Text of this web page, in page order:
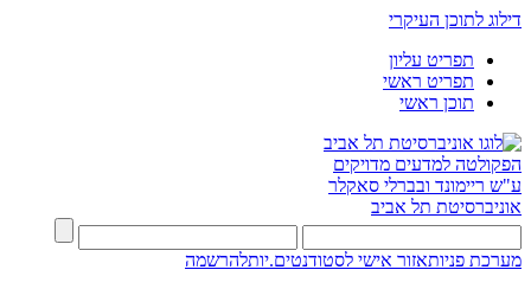
דילוג לתוכן העיקרי
תפריט עליון
תפריט ראשי
תוכן ראשי
הפקולטה למדעים מדויקים
ע"ש ריימונד ובברלי סאקלר
אוניברסיטת תל אביב
מערכת פניותאזור אישי לסטודנטים.יותלהרשמה